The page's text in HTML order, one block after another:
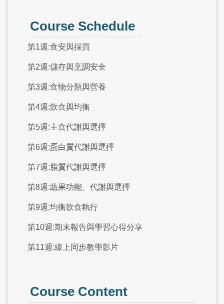
Course Schedule
第1週:食安與採買
第2週:儲存與烹調安全
第3週:食物分類與營養
第4週:飲食與均衡
第5週:主食代謝與選擇
第6週:蛋白質代謝與選擇
第7週:脂質代謝與選擇
第8週:蔬果功能、代謝與選擇
第9週:均衡飲食執行
第10週:期末報告與學習心得分享
第11週:線上同步教學影片
Course Content